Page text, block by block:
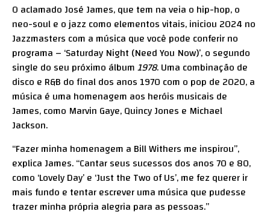
O aclamado José James, que tem na veia o hip-hop, o
neo-soul e o jazz como elementos vitais, iniciou 2024 no
Jazzmasters com a música que você pode conferir no
programa – ‘Saturday Night (Need You Now)’, o segundo
single do seu próximo álbum1978. Uma combinação de
disco e R&B do final dos anos 1970 com o pop de 2020, a
música é uma homenagem aos heróis musicais de
James, como Marvin Gaye, Quincy Jones e Michael
Jackson.
“Fazer minha homenagem a Bill Withers me inspirou”,
explica James. “Cantar seus sucessos dos anos 70 e 80,
como ‘Lovely Day’ e ‘Just the Two of Us’, me fez querer ir
mais fundo e tentar escrever uma música que pudesse
trazer minha própria alegria para as pessoas.”